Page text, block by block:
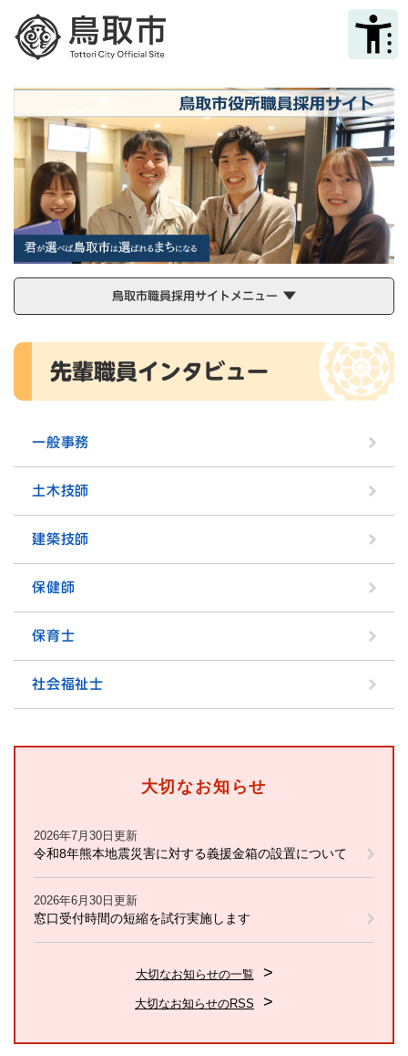
メニューを飛ばして本文へ
鳥取市職員採用サイトメニュー
本
先輩職員インタビュー
一般事務
土木技師
建築技師
保健師
保育士
社会福祉士
大切なお知らせ
2026年7月30日更新
令和8年熊本地震災害に対する義援金箱の設置について
2026年6月30日更新
窓口受付時間の短縮を試行実施します
大切なお知らせの一覧
大切なお知らせのRSS